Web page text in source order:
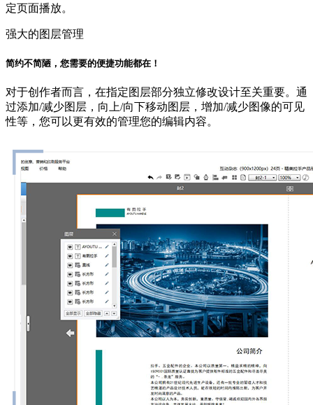
定页面播放。
强大的图层管理
简约不简陋，您需要的便捷功能都在！
对于创作者而言，在指定图层部分独立修改设计至关重要。通
过添加/减少图层，向上/向下移动图层，增加/减少图像的可见
性等，您可以更有效的管理您的编辑内容。